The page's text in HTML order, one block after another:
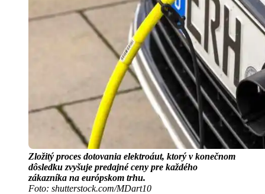
Zložitý proces dotovania elektroáut, ktorý v konečnom
dôsledku zvyšuje predajné ceny pre každého
zákazníka na európskom trhu.
Foto: shutterstock.com/MDart10